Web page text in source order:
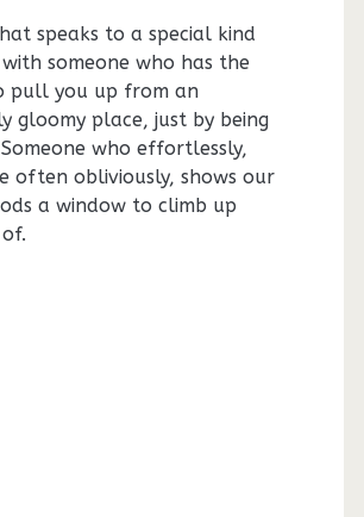
speaks to a special kind
someone who has the
pull you up from an
gloomy place, just by being
who effortlessly,
often obliviously, shows our
a window to climb up